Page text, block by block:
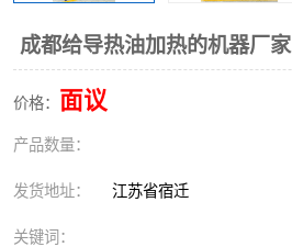
成都给导热油加热的机器厂家
价格： 面议
产品数量：
发货地址： 江苏省宿迁
关键词：